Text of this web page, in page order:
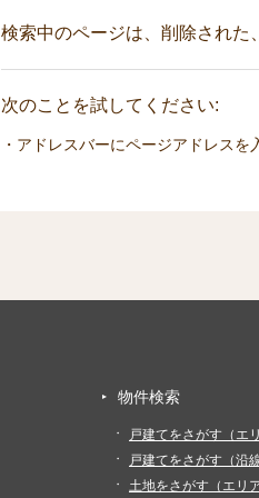
検索中のページは、削除された
次のことを試してください:
・アドレスバーにページアドレス
物件検索
戸建てをさがす（エ
戸建てをさがす（沿
土地をさがす（エリ